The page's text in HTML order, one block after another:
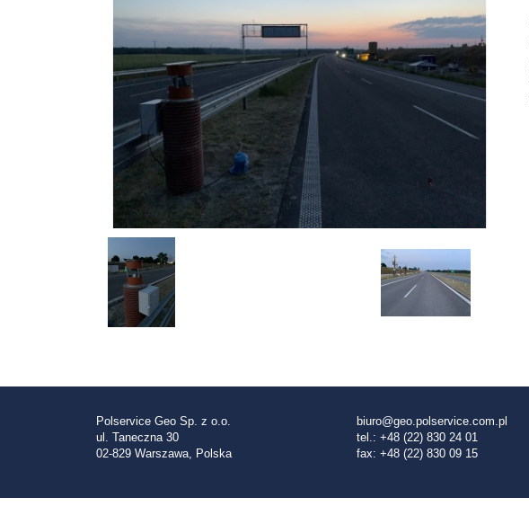
Polservice Geo Sp. z o.o.
ul. Taneczna 30
02-829 Warszawa, Polska
biuro@geo.polservice.com.pl
tel.: +48 (22) 830 24 01
fax: +48 (22) 830 09 15